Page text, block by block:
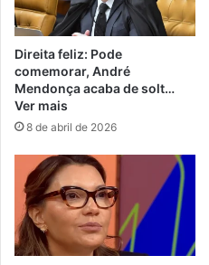
Direita feliz: Pode
comemorar, André
Mendonça acaba de solt…
Ver mais
8 de abril de 2026